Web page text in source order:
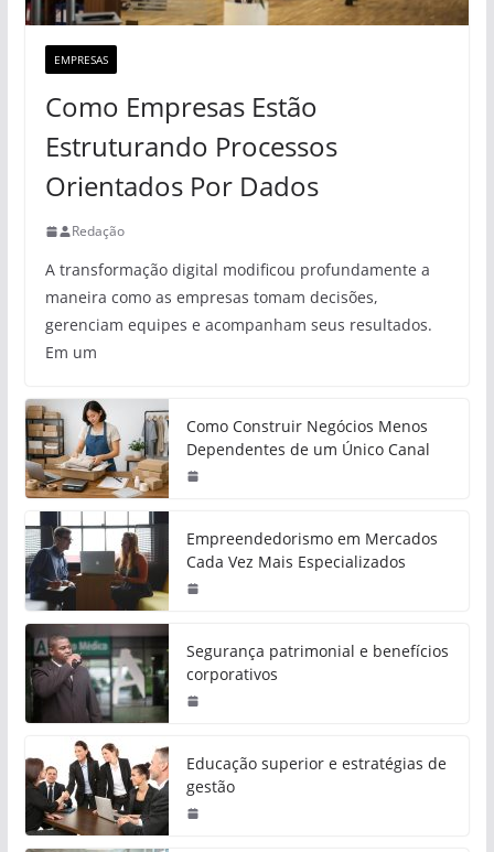
EMPRESAS
Como Empresas Estão
Estruturando Processos
Orientados Por Dados
Redação
A transformação digital modificou profundamente a
maneira como as empresas tomam decisões,
gerenciam equipes e acompanham seus resultados.
Em um
Como Construir Negócios Menos
Dependentes de um Único Canal
Empreendedorismo em Mercados
Cada Vez Mais Especializados
Segurança patrimonial e benefícios
corporativos
Educação superior e estratégias de
gestão